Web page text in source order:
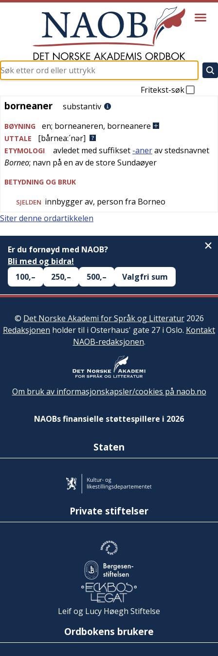
Fritekst-søk
borneaner
borneaner substantiv
BØYNING en; borneaneren, borneanere
UTTALE [bårnea:´nər]
ETYMOLOGI avledet med suffikset -anerav stedsnavnet
Borneo; navn på en av de store Sundaøyer
BETYDNING OG BRUK
SJELDEN innbygger av, person fra Borneo
Siter denne ordartikkelen
Er du fornøyd med NAOB?
Bli med og bidra!
100,–
250,– 500,– Valgfri sum
© Det Norske Akademi for Språk og Litteratur2026
Redaksjonen holder til i Osterhaus' gate 27 i Oslo. Kontakt
NAOB-redaksjonen.
Om bruk av informasjonskapsler/cookies på naob.no
NAOBs finansielle støttespillere i 2026
Staten
Private stiftelser
Leif og Lucy Høegh Stiftelse
Ordbokens brukere